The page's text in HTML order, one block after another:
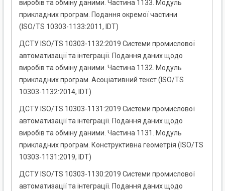
виробів та обміну даними. Частина 1133. Модуль
прикладних програм. Подання окремої частини
(ISO/TS 10303-1133:2011, IDT)
ДСТУ ISO/TS 10303-1132:2019 Системи промислової
автоматизації та інтеграції. Подання даних щодо
виробів та обміну даними. Частина 1132. Модуль
прикладних програм. Асоціативний текст (ISO/TS
10303-1132:2014, IDT)
ДСТУ ISO/TS 10303-1131:2019 Системи промислової
автоматизації та інтеграції. Подання даних щодо
виробів та обміну даними. Частина 1131. Модуль
прикладних програм. Конструктивна геометрія (ISO/TS
10303-1131:2019, IDT)
ДСТУ ISO/TS 10303-1130:2019 Системи промислової
автоматизації та інтеграції. Подання даних щодо